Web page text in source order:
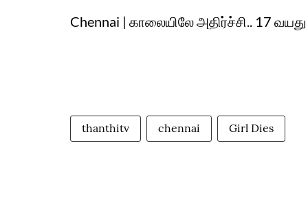
Chennai | காலையிலே அதிர்ச்சி.. 17 வயது
thanthitv chennai Girl Dies